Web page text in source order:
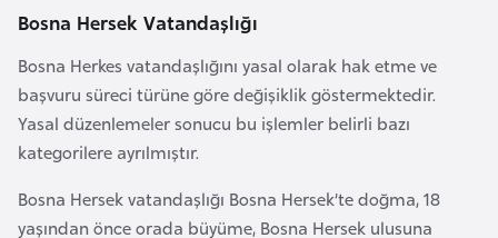
Bosna Hersek Vatandaşlığı
Bosna Herkes vatandaşlığını yasal olarak hak etme ve
başvuru süreci türüne göre değişiklik göstermektedir.
Yasal düzenlemeler sonucu bu işlemler belirli bazı
kategorilere ayrılmıştır.
Bosna Hersek vatandaşlığı Bosna Hersek’te doğma, 18
yaşından önce orada büyüme, Bosna Hersek ulusuna
b
a
y
c
a